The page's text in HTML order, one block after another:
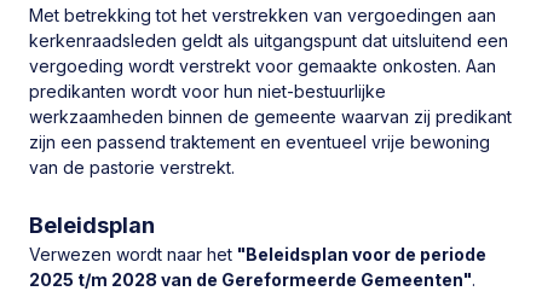
Consulent
Ds. A. Schot
Met betrekking tot het verstrekken van vergoedingen aan
kerkenraadsleden geldt als uitgangspunt dat uitsluitend een
vergoeding wordt verstrekt voor gemaakte onkosten. Aan
predikanten wordt voor hun niet-bestuurlijke
werkzaamheden binnen de gemeente waarvan zij predikant
zijn een passend traktement en eventueel vrije bewoning
van de pastorie verstrekt.
Beleidsplan
Verwezen wordt naar het "Beleidsplan voor de periode
2025 t/m 2028 van de Gereformeerde Gemeenten".